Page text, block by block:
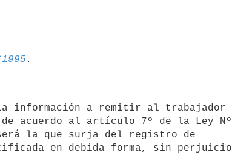
acuerdo al artículo 7º de la Ley Nº
la que surja del registro de
en debida forma, sin perjuicio